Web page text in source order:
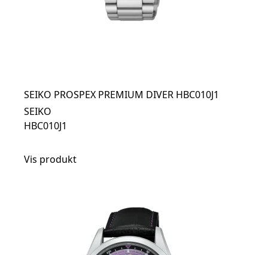
SEIKO PROSPEX PREMIUM DIVER HBC010J1
SEIKO
HBC010J1
Vis produkt